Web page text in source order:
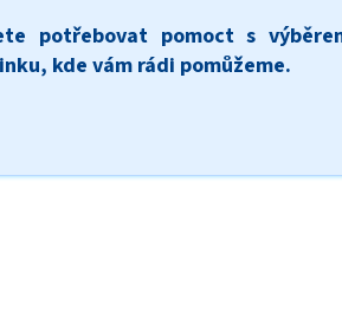
potřebovat pomoct s
kde vám rádi pomůžeme.